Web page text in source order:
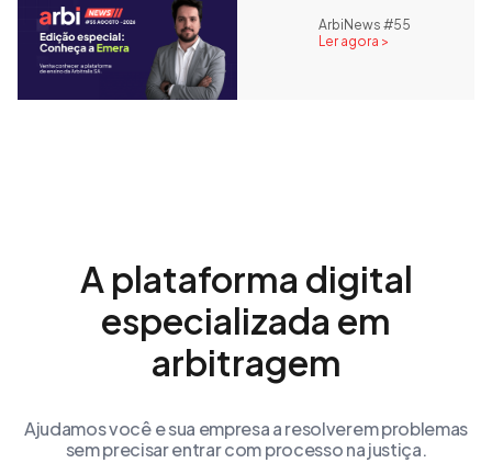
ArbiNews #55
Ler agora >
A plataforma digital
especializada em
arbitragem
Ajudamos você e sua empresa a resolverem problemas
sem precisar entrar com processo na justiça.